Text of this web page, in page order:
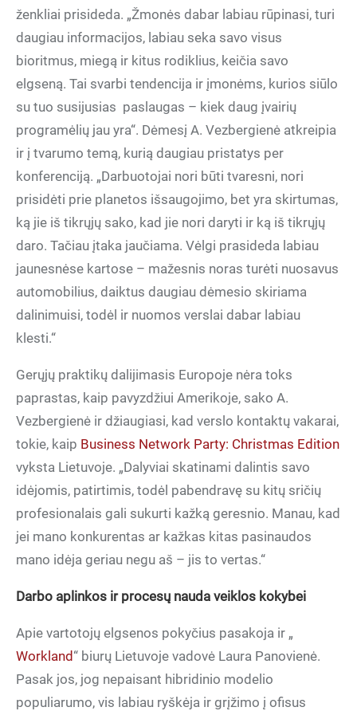
ženkliai prisideda. „Žmonės dabar labiau rūpinasi, turi
daugiau informacijos, labiau seka savo visus
bioritmus, miegą ir kitus rodiklius, keičia savo
elgseną. Tai svarbi tendencija ir įmonėms, kurios siūlo
su tuo susijusias paslaugas – kiek daug įvairių
programėlių jau yra“. Dėmesį A. Vezbergienė atkreipia
ir į tvarumo temą, kurią daugiau pristatys per
konferenciją. „Darbuotojai nori būti tvaresni, nori
prisidėti prie planetos išsaugojimo, bet yra skirtumas,
ką jie iš tikrųjų sako, kad jie nori daryti ir ką iš tikrųjų
daro. Tačiau įtaka jaučiama. Vėlgi prasideda labiau
jaunesnėse kartose – mažesnis noras turėti nuosavus
automobilius, daiktus daugiau dėmesio skiriama
dalinimuisi, todėl ir nuomos verslai dabar labiau
klesti.“
Gerųjų praktikų dalijimasis Europoje nėra toks
paprastas, kaip pavyzdžiui Amerikoje, sako A.
Vezbergienė ir džiaugiasi, kad verslo kontaktų vakarai,
tokie, kaip Business Network Party: Christmas Edition
vyksta Lietuvoje. „Dalyviai skatinami dalintis savo
idėjomis, patirtimis, todėl pabendravę su kitų sričių
profesionalais gali sukurti kažką geresnio. Manau, kad
jei mano konkurentas ar kažkas kitas pasinaudos
mano idėja geriau negu aš – jis to vertas.“
Darbo aplinkos ir procesų nauda veiklos kokybei
Apie vartotojų elgsenos pokyčius pasakoja ir „
Workland “ biurų Lietuvoje vadovė Laura Panovienė.
Pasak jos, jog nepaisant hibridinio modelio
populiarumo, vis labiau ryškėja ir grįžimo į ofisus